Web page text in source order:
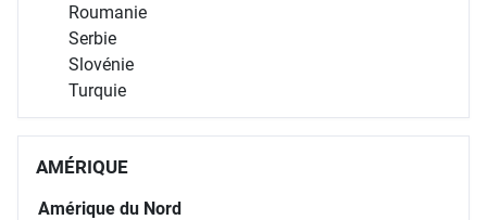
Roumanie
Serbie
Slovénie
Turquie
AMÉRIQUE
Amérique du Nord